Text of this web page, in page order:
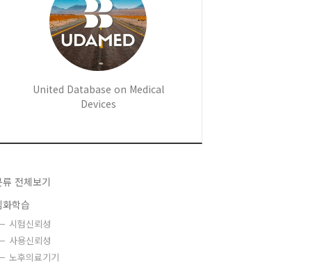
United Database on Medical
Devices
류 전체보기
화학습
시험신뢰성
사용신뢰성
노후의료기기